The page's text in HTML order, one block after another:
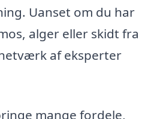
Uanset om du har
alger eller skidt fra
af eksperter
mange fordele,